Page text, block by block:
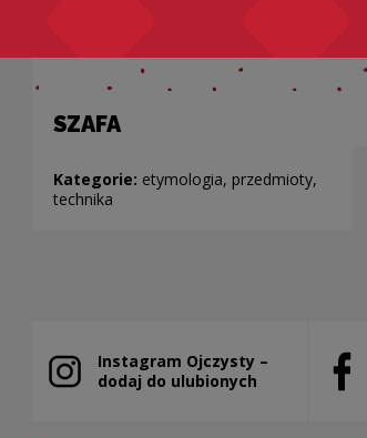
SZAFA
Kategorie: etymologia, przedmioty,
technika
Instagram Ojczysty –
dodaj do ulubionych
Note, the link will open in a new window